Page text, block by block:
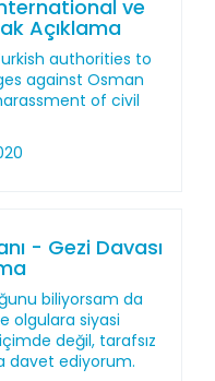
ve
Açıklama
authorities to
against Osman
of civil
- Gezi Davası
biliyorsam da
olgulara siyasi
değil, tarafsız
davet ediyorum.